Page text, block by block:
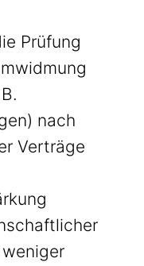
Prüfung
nach
Verträge